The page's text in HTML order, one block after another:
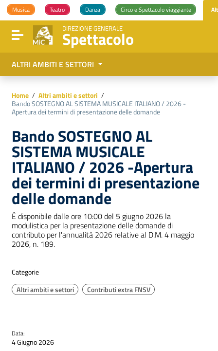
Vai ai contenuti
Vai al menu di navigazione
Vai al footer
Musica Teatro Danza Circo e Spettacolo viaggiante
Attiva / disattiva la navigazione
DIREZIONE GENERALE
Spettacolo
ALTRI AMBITI E SETTORI
Home / Altri ambiti e settori /
Bando SOSTEGNO AL SISTEMA MUSICALE ITALIANO / 2026 -
Apertura dei termini di presentazione delle domande
Bando SOSTEGNO AL
SISTEMA MUSICALE
ITALIANO / 2026 -Apertura
dei termini di presentazione
delle domande
È disponibile dalle ore 10:00 del 5 giugno 2026 la
modulistica per la presentazione delle domande di
contributo per l'annualità 2026 relative al D.M. 4 maggio
2026, n. 189.
Categorie
Altri ambiti e settori
Contributi extra FNSV
Data:
4 Giugno 2026